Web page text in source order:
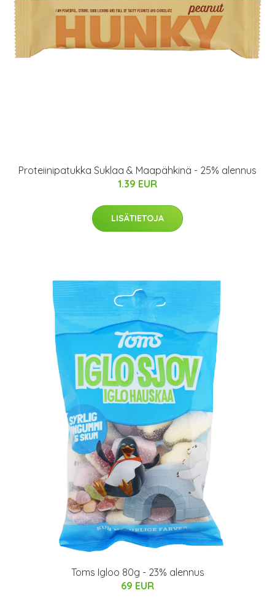
Proteiinipatukka Suklaa & Maapähkinä - 25% alennus
1.39 EUR
LISÄTIETOJA
Toms Igloo 80g - 23% alennus
69 EUR